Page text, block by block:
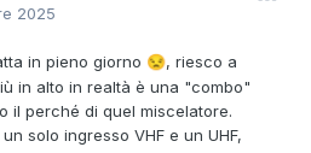
2025
in pieno giorno 😒, riesco a
in alto in realtà è una "combo"
il perché di quel miscelatore.
solo ingresso VHF e un UHF,